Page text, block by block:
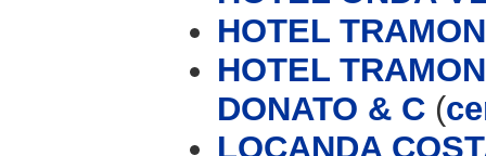
HOTEL
HOTEL
DONATO & C (
LOCANDA